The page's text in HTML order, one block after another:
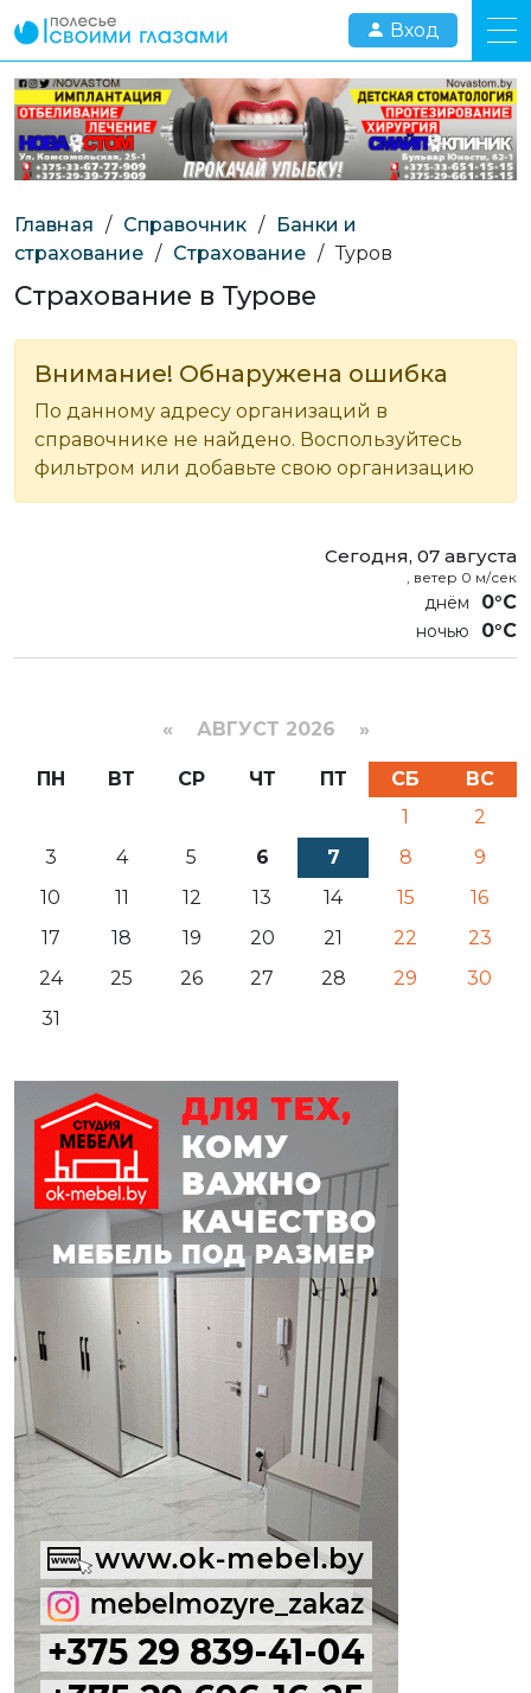
Вход
Главная / Справочник /
Банки и
страхование / Страхование / Туров
Страхование в Турове
Внимание! Обнаружена ошибка
По данному адресу организаций в
справочнике не найдено. Воспользуйтесь
фильтром или добавьте свою организацию
Сегодня, 07 августа
, ветер 0 м/сек
0°C
0°C
« АВГУСТ 2026 »
ПН ВТ СР ЧТ ПТ СБ
ВС
1
2
3
4 5 6 7 8
9
10
11 12 13 14 15
16
17
18 19 20 21 22
23
24
25 26 27 28 29
30
31